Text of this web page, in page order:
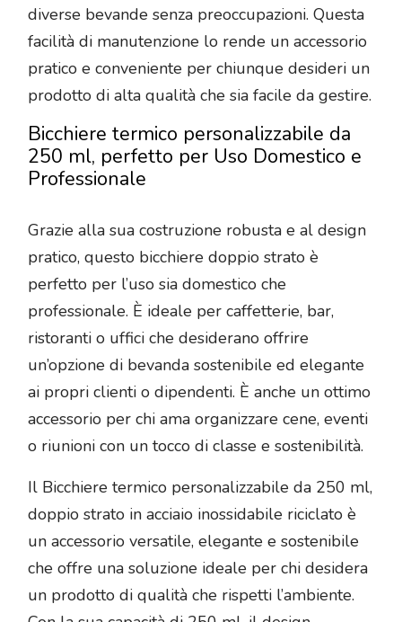
diverse bevande senza preoccupazioni. Questa
facilità di manutenzione lo rende un accessorio
pratico e conveniente per chiunque desideri un
prodotto di alta qualità che sia facile da gestire.
Bicchiere termico personalizzabile da
250 ml, perfetto per Uso Domestico e
Professionale
Grazie alla sua costruzione robusta e al design
pratico, questo bicchiere doppio strato è
perfetto per l’uso sia domestico che
professionale. È ideale per caffetterie, bar,
ristoranti o uffici che desiderano offrire
un’opzione di bevanda sostenibile ed elegante
ai propri clienti o dipendenti. È anche un ottimo
accessorio per chi ama organizzare cene, eventi
o riunioni con un tocco di classe e sostenibilità.
Il Bicchiere termico personalizzabile da 250 ml,
doppio strato in acciaio inossidabile riciclato è
un accessorio versatile, elegante e sostenibile
che offre una soluzione ideale per chi desidera
un prodotto di qualità che rispetti l’ambiente.